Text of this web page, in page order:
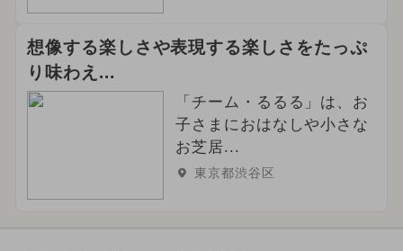
想像する楽しさや表現する楽しさをたっぷ
り味わえ...
「チーム・るるる」は、お
子さまにおはなしや小さな
お芝居...
東京都渋谷区